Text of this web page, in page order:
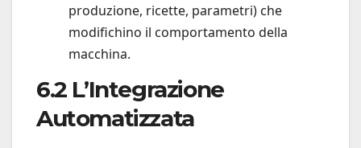
produzione, ricette, parametri) che
modifichino il comportamento della
macchina.
6.2 L’Integrazione
Automatizzata